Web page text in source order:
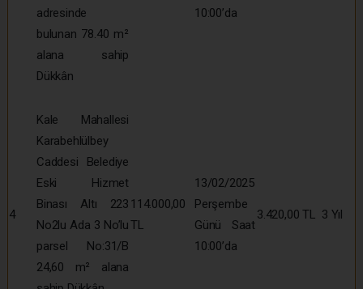
adresinde
bulunan 78.40 m²
alana sahip
Dükkân
10:00’da
4
Kale Mahallesi
Karabehlülbey
Caddesi Belediye
Eski Hizmet
Binası Altı 223
No2lu Ada 3 No’lu
parsel No:31/B
24,60 m² alana
114.000,00
TL
13/02/2025
Perşembe
Günü Saat
10:00’da
3.420,00 TL 3 Yıl